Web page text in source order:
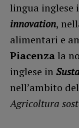
lingua inglese
innovation,
alimentari e
Piacenzala
inglese in
nell’ambito
Agricoltura